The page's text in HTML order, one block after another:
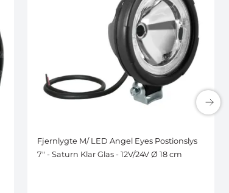
Fjernlygte M/ LED Angel Eyes Postionslys
7" - Saturn Klar Glas - 12V/24V Ø 18 cm